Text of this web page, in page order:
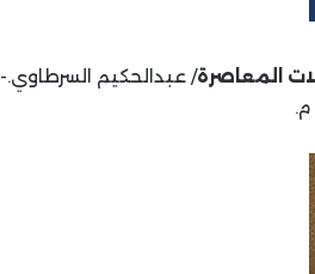
المعاصرة/ عبدالحكيم السرطاوي.-